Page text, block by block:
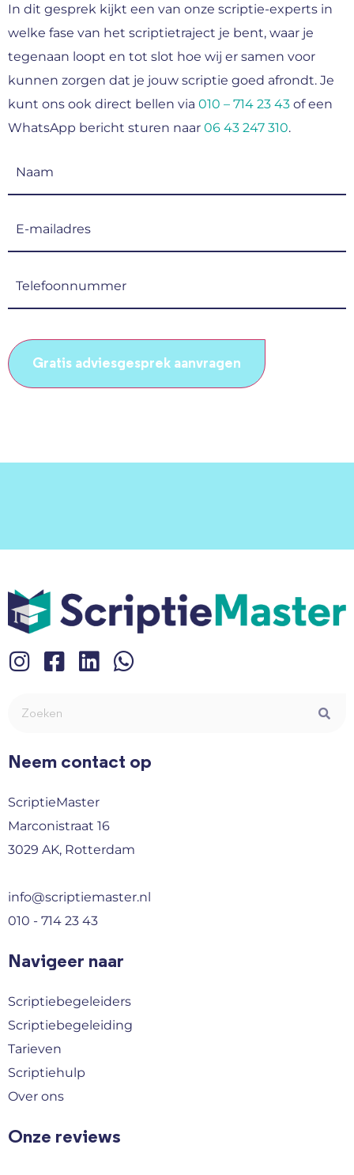
In dit gesprek kijkt een van onze scriptie-experts in
welke fase van het scriptietraject je bent, waar je
tegenaan loopt en tot slot hoe wij er samen voor
kunnen zorgen dat je jouw scriptie goed afrondt. Je
kunt ons ook direct bellen via 010 – 714 23 43 of een
WhatsApp bericht sturen naar 06 43 247 310.
Neem contact op
ScriptieMaster
Marconistraat 16
3029 AK, Rotterdam
info@scriptiemaster.nl
010 - 714 23 43
Navigeer naar
Scriptiebegeleiders
Scriptiebegeleiding
Tarieven
Scriptiehulp
Over ons
Onze reviews